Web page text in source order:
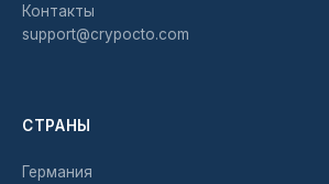
Контакты
support@crypocto.com
СТРАНЫ
Германия